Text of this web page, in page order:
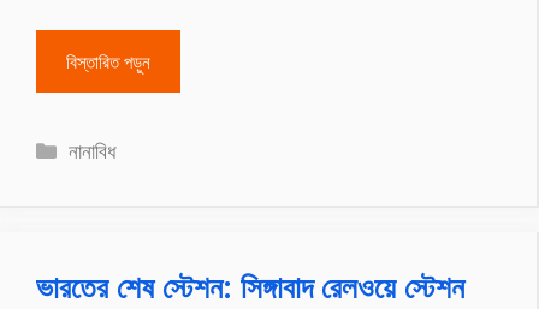
বিস্তারিত পড়ুন
Categories
নানাবিধ
ভারতের শেষ স্টেশন: সিঙ্গাবাদ রেলওয়ে স্টেশন